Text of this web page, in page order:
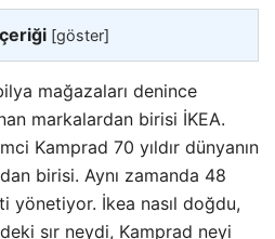
[göster]
mağazaları denince
markalardan birisi İKEA.
Kamprad 70 yıldır dünyanın
birisi. Aynı zamanda 48
yönetiyor. İkea nasıl doğdu,
sır neydi, Kamprad neyi